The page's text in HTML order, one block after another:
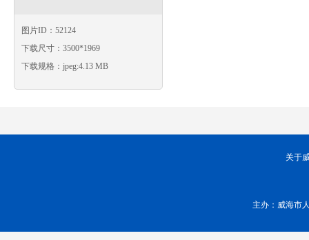
图片ID：52124
下载尺寸：3500*1969
下载规格：jpeg:4.13 MB
关于
主办：威海市